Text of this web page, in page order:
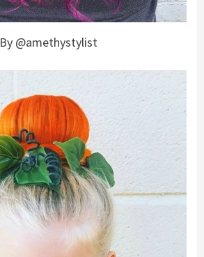
By @amethystylist